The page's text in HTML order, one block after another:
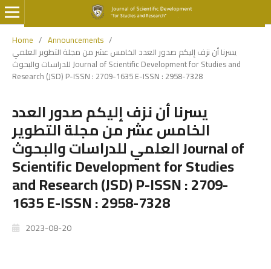
Home / Announcements /
يسرنا أن نزف إليكم صدور العدد الخامس عشر من مجلة التطوير العلمي
للدراسات والبحوث Journal of Scientific Development for Studies and
Research (JSD) P-ISSN : 2709-1635 E-ISSN : 2958-7328
يسرنا أن نزف إليكم صدور العدد
الخامس عشر من مجلة التطوير
العلمي للدراسات والبحوث Journal of
Scientific Development for Studies
and Research (JSD) P-ISSN : 2709-
1635 E-ISSN : 2958-7328
2023-08-20